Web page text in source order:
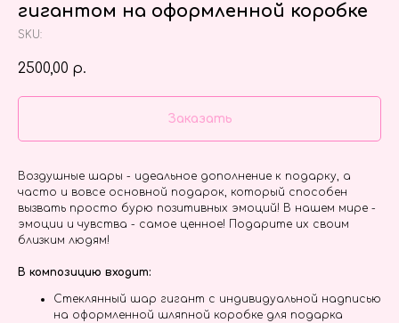
гигантом на оформленной коробке
SKU:
2500,00 р.
Заказать
Воздушные шары - идеальное дополнение к подарку, а
часто и вовсе основной подарок, который способен
вызвать просто бурю позитивных эмоций! В нашем мире -
эмоции и чувства - самое ценное! Подарите их своим
близким людям!
В композицию входит:
Стеклянный шар гигант с индивидуальной надписью
на оформленной шляпной коробке для подарка